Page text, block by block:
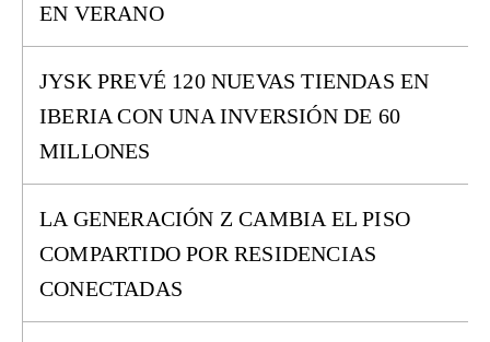
EN VERANO
JYSK PREVÉ 120 NUEVAS TIENDAS EN
IBERIA CON UNA INVERSIÓN DE 60
MILLONES
LA GENERACIÓN Z CAMBIA EL PISO
COMPARTIDO POR RESIDENCIAS
CONECTADAS